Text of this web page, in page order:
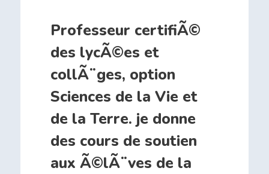
Professeur certifiÃ©
des lycÃ©es et
collÃ¨ges, option
Sciences de la Vie et
de la Terre. je donne
des cours de soutien
aux Ã©lÃ¨ves de la